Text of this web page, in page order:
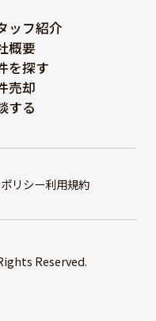
ッフ紹介
概要
を探す
売却
する
リシー利用規約
Reserved.